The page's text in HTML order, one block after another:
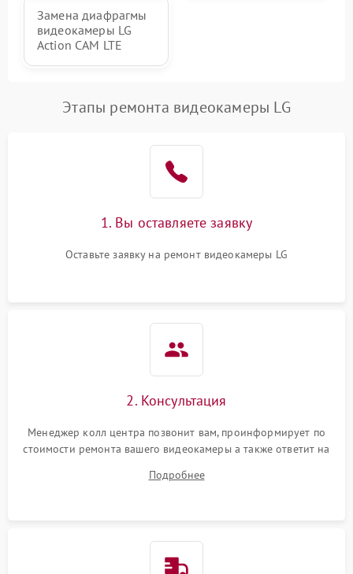
Замена диафрагмы
видеокамеры LG
Action CAM LTE
Этапы ремонта видеокамеры LG
1. Вы оставляете заявку
Оставьте заявку на ремонт видеокамеры LG
2. Консультация
Менеджер колл центра позвонит вам, проинформирует по
стоимости ремонта вашего видеокамеры а также ответит на
Подробнее